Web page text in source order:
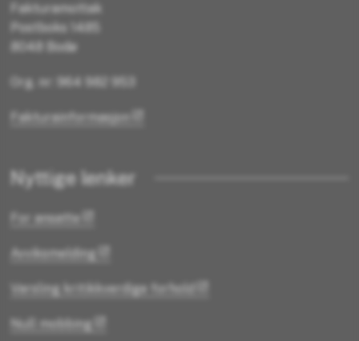
Fakturamottak
Postboks 1485
8048 Bodø
Org. nr: 964 982 953
Fakturainformasjon
Nyttige lenker
For ansatte
Avviksmelding
Varsling kritikkverdige forhold
Null mobbing